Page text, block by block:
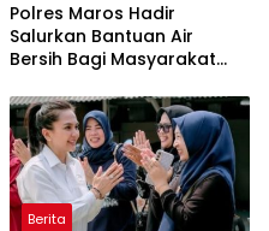
Polres Maros Hadir
Salurkan Bantuan Air
Bersih Bagi Masyarakat
Di Maros
Berita